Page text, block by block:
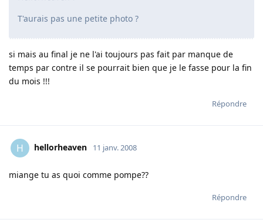
T'aurais pas une petite photo ?
si mais au final je ne l'ai toujours pas fait par manque de
temps par contre il se pourrait bien que je le fasse pour la fin
du mois !!!
Répondre
H hellorheaven 11 janv. 2008
miange tu as quoi comme pompe??
Répondre